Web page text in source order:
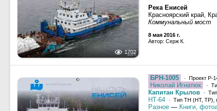
1702
Река Енисей
Красноярский край,
Коммунальный мост
8 мая 2016 г.
Автор: Серж К.
БРН-1005 · Проект Р-
Николай Игнатюк ·
Капитан Крылов ·
НТ-64 · Тип ТН (НТ, ТР),
Разное — Книги,